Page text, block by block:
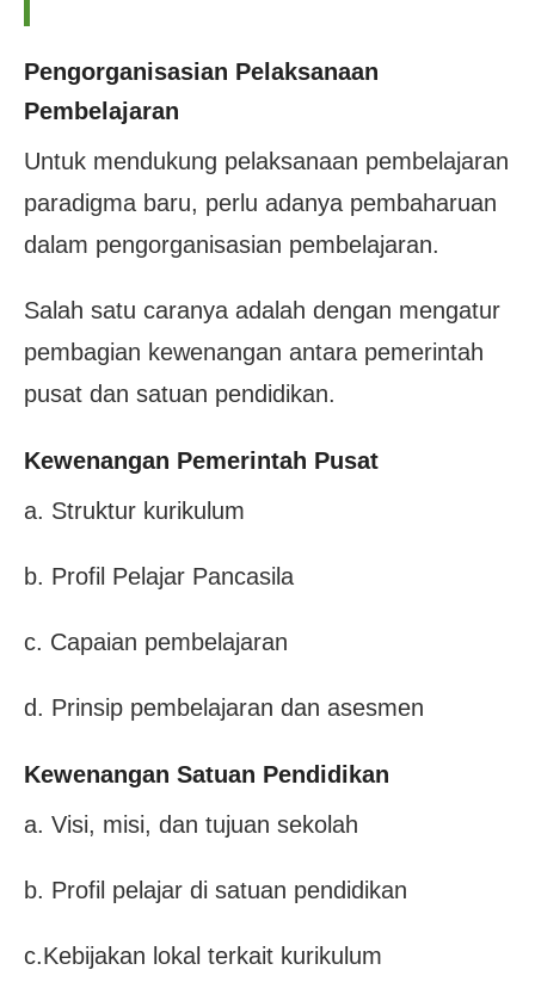
Pengorganisasian Pelaksanaan
Pembelajaran
Untuk mendukung pelaksanaan pembelajaran
paradigma baru, perlu adanya pembaharuan
dalam pengorganisasian pembelajaran.
Salah satu caranya adalah dengan mengatur
pembagian kewenangan antara pemerintah
pusat dan satuan pendidikan.
Kewenangan Pemerintah Pusat
a. Struktur kurikulum
b. Profil Pelajar Pancasila
c. Capaian pembelajaran
d. Prinsip pembelajaran dan asesmen
Kewenangan Satuan Pendidikan
a. Visi, misi, dan tujuan sekolah
b. Profil pelajar di satuan pendidikan
c.Kebijakan lokal terkait kurikulum